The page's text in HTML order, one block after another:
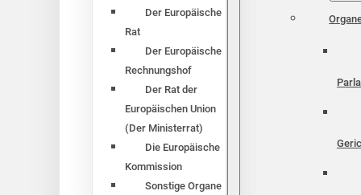
Der Europäische
Rat
Der Europäische
Rechnungshof
Der Rat der
Europäischen Union
(Der Ministerrat)
Die Europäische
Kommission
Sonstige Organe